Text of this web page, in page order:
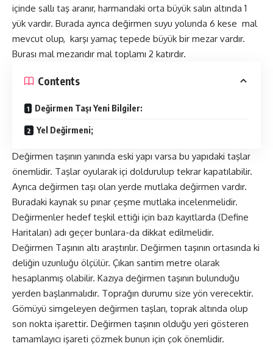
içinde sallı taş aranır, harmandaki orta büyük salın altında 1
yük vardır. Burada ayrıca değirmen suyu yolunda 6 kese mal
mevcut olup, karşı yamaç tepede büyük bir mezar vardır.
Burası mal mezarıdır mal toplamı 2 katırdır.
Contents
Değirmen Taşı Yeni Bilgiler:
Yel Değirmeni;
Değirmen taşının yanında eski yapı varsa bu yapıdaki taşlar
önemlidir. Taşlar oyularak içi doldurulup tekrar kapatılabilir.
Ayrıca değirmen taşı olan yerde mutlaka değirmen vardır.
Buradaki kaynak su pınar çeşme mutlaka incelenmelidir.
Değirmenler hedef teşkil ettiği için bazı kayıtlarda (Define
Haritaları) adı geçer bunlara-da dikkat edilmelidir.
Değirmen Taşının altı araştırılır. Değirmen taşının ortasında ki
deliğin uzunluğu ölçülür. Çıkan santim metre olarak
hesaplanmış olabilir. Kazıya değirmen taşının bulunduğu
yerden başlanmalıdır. Toprağın durumu size yön verecektir.
Gömüyü simgeleyen değirmen taşları, toprak altında olup
son nokta işarettir. Değirmen taşının olduğu yeri gösteren
tamamlayıcı işareti çözmek bunun için çok önemlidir.